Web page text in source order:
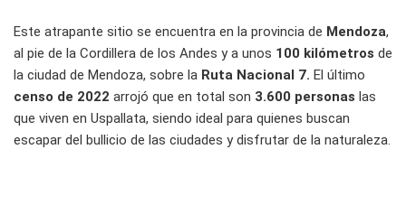
Este atrapante sitio se encuentra en la provincia de Mendoza,
al pie de la Cordillera de los Andes y a unos 100 kilómetros de
la ciudad de Mendoza, sobre la Ruta Nacional 7. El último
censo de 2022 arrojó que en total son 3.600 personas las
que viven en Uspallata, siendo ideal para quienes buscan
escapar del bullicio de las ciudades y disfrutar de la naturaleza.